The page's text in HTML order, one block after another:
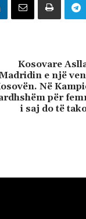
Kosovare
e një
Në
për
i saj do të